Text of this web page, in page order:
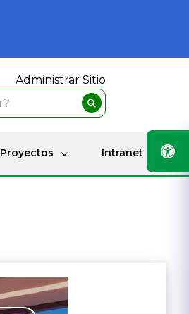
Administrar Sitio
Proyectos Intranet